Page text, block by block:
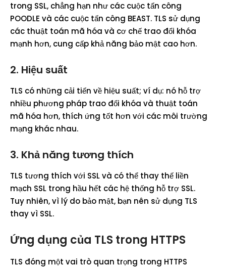
trong SSL, chẳng hạn như các cuộc tấn công
POODLE và các cuộc tấn công BEAST. TLS sử dụng
các thuật toán mã hóa và cơ chế trao đổi khóa
mạnh hơn, cung cấp khả năng bảo mật cao hơn.
2. Hiệu suất
TLS có những cải tiến về hiệu suất; ví dụ: nó hỗ trợ
nhiều phương pháp trao đổi khóa và thuật toán
mã hóa hơn, thích ứng tốt hơn với các môi trường
mạng khác nhau.
3. Khả năng tương thích
TLS tương thích với SSL và có thể thay thế liền
mạch SSL trong hầu hết các hệ thống hỗ trợ SSL.
Tuy nhiên, vì lý do bảo mật, bạn nên sử dụng TLS
thay vì SSL.
Ứng dụng của TLS trong HTTPS
TLS đóng một vai trò quan trọng trong HTTPS